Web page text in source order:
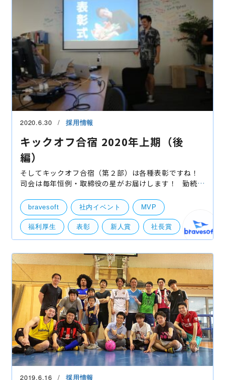
2020.6.30 採用情報
キックオフ合宿 2020年上期（後
編）
そしてキックオフ合宿（第２部）は各種表彰ですね！
司会は毎年恒例・取締役の星がお届けします！ 勤続表
ので、勤続年数に応じて「賞与」を用意しており
bravesoft 社内イベント MVP
福利厚生 表彰 新人賞 社長賞
2019.6.16 採用情報